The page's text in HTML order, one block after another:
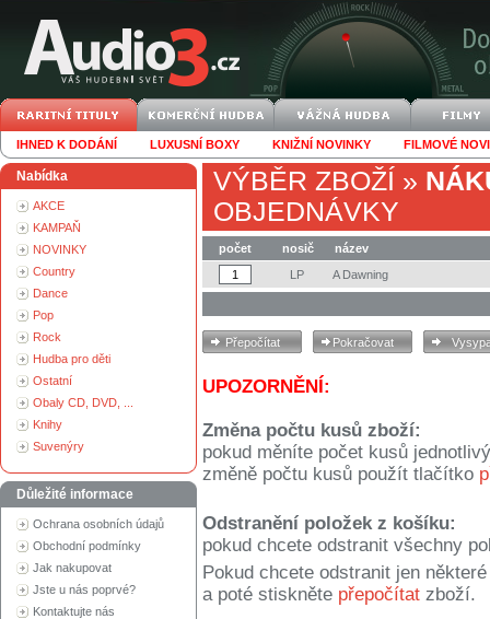
IHNED K DODÁNÍ LUXUSNÍ BOXY KNIŽNÍ NOVINKY FILMOVÉ
Nabídka
AKCE
KAMPAŇ
NOVINKY
Country
Dance
Pop
Rock
Hudba pro děti
Ostatní
Obaly CD, DVD, ...
Knihy
Suvenýry
Důležité informace
Ochrana osobních údajů
Obchodní podmínky
Jak nakupovat
Jste u nás poprvé?
Kontaktujte nás
VÝBĚR ZBOŽÍ »
OBJEDNÁVKY
počet nosič
název
LP
A Dawning
UPOZORNĚNÍ:
Změna počtu kusů zboží:
pokud měníte počet kusů
změně počtu kusů použít tlačítko
Odstranění položek z košíku:
pokud chcete odstranit všechny
Pokud chcete odstranit jen
a poté stiskněte přepočítat zboží.